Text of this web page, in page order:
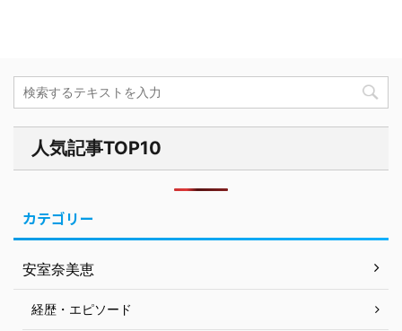
人気記事TOP10
カテゴリー
安室奈美恵
経歴・エピソード